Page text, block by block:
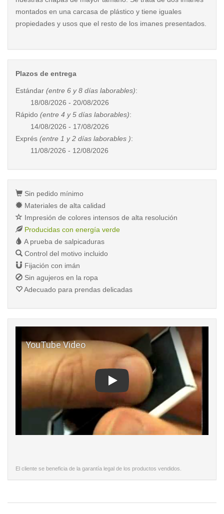
montados en una carcasa de plástico y tiene iguales
propiedades y usos que el resto de los imanes presentados.
Plazos de entrega
Estándar (entre 6 y 8 días laborables):
18/08/2026 - 20/08/2026
Rápido (entre 4 y 5 días laborables):
14/08/2026 - 17/08/2026
Exprés (entre 1 y 2 días laborables ):
11/08/2026 - 12/08/2026
Sin pedido mínimo
Materiales de alta calidad
Impresión de colores intensos de alta resolución
Producidas con energía verde
A prueba de salpicaduras
Control del motivo incluido
Fijación con imán
Sin agujeros en la ropa
Adecuado para prendas delicadas
El cliente se beneficia de la garantía legal de los productos vendidos.